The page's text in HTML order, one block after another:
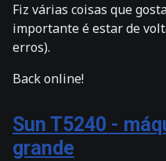
Fiz várias coisas que
importante é estar de
erros).
Back online!
Sun T5240 -
grande